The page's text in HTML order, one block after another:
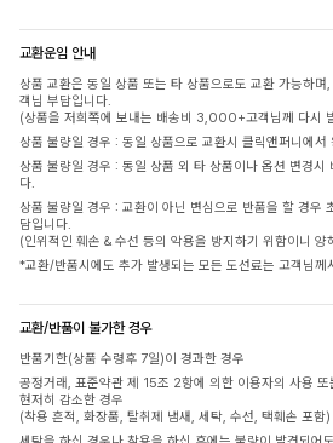
교환운임 안내
상품 교환은 동일 상품 또는 타 상품으로도 교환 가능하
객님 부담입니다.
(상품을 저희쪽에 보내는 배송비 3,000+고객님께 다시
상품 불량일 경우 : 동일 상품으로 교환시 클릭앤퍼니에
상품 불량일 경우 : 동일 상품 외 타 상품이나 옵션 변경
다.
상품 불량일 경우 : 교환이 아닌 변심으로 반품을 할 경
담입니다.
(인위적인 훼손 & 수선 등의 악용을 방지하기 위함이니 양
*교환/반품시에도 추가 발생되는 모든 도선료는 고객님께
교환/반품이 불가한 경우
반품기한(상품 수령후 7일)이 경과한 경우
공정거래, 표준약관 제 15조 2항에 의한 이용자의 사용
현저히 감소한 경우
(착용 흔적, 화장품, 탈취제 냄새, 세탁, 수선, 택훼손 포함)